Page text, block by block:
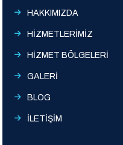
HAKKIMIZDA
HİZMETLERİMİZ
HİZMET BÖLGELERİ
GALERİ
BLOG
İLETİŞİM